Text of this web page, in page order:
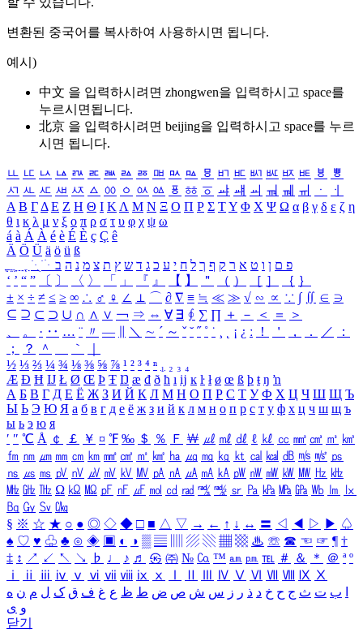
변환된 중국어를 복사하여 사용하시면 됩니다.
예시)
中文 을 입력하시려면 zhongwen을 입력하시고 space를
누르시면됩니다.
北京 을 입력하시려면 beijing을 입력하시고 space를 누르
시면 됩니다.
ㅥ ㅦ ㅧ ㅨ ㅩ ㅪ ㅫ ㅬ ㅭ ㅮ ㅯ ㅰ ㅱ ㅲ ㅳ ㅴ ㅵ ㅶ ㅷ ㅸ
ㅹ
ㅺ ㅻ ㅼ ㅽ ㅾ ㅿ ㆀ ㆁ ㆂ ㆃ ㆄ ㆅ ㆆ ㆇ ㆈ ㆉ ㆊ ㆋ ㆌ ㆍ
ㆎ
Α Β ΓΔ Ε Ζ Η Θ Ι ΚΛ Μ Ν Ξ Ο Π Ρ Σ ΤΥ Φ Χ Ψ Ω α β γ δ ε ζ η
θ ι κ λ μ ν ξ ο π ρ σ τ υ φ χ ψ ω
á à Á À é è É È ç Ç ê
Ä Ö Ü ä ö ü ß
ִֶֹ ֻּ ׁׂ פ ם ן ו ט א ר ק ף ך ל ח י ע כ ג ד ש ץ ת צ מ נ ה ב
‘ ’ “ ” 〔 〕 〈 〉 「 」 『 』 【 】 ＂ （ ） ［ ］ ｛ ｝
± × ÷ ≠ ≤ ≥ ∞ ∴ ♂ ♀ ∠ ⊥ ⌒ ∂ ∇ ≡ ≒ ≪ ≫ √ ∽ ∝ ∵ ∫ ∬ ∈ ∋
⊆ ⊇ ⊂ ⊃ ∪ ∩ ∧ ∨ ￢ ⇒ ⇔ ∀ ∃ ∮ ∑ ∏ ＋ － ＜ ＝
＞
、
。 · ‥ … ¨ 〃 ― ＼ ∼ ´ ～ ˇ ˘ ˝ ˚ ˙ ¸ ¡ ¿ ː ！ ＇ ， ． ／
：
；
？ ＾ ｀
½ ⅓ ⅔ ¼ ¾ ⅛ ⅜ ⅝ ⅞ ¹ ² ³ ⁴ ⁿ ₁ ₂ ₃ ₄
Æ Ð Ħ Ĳ Ł Ø Œ Þ Ŧ Ŋ æ đ ð ħ ı ĳ ĸ ŀ ł ø œ ß þ ŧ ŋ ŉ
А Б В Г Д Е Ё Ж З И Й К Л М Н О П Р С Т У Ф Х Ц Ч Ш Щ Ъ
Ы Ь Э Ю Я а б в г д е ё ж з и й к л м н о п р с т у ф х ц ч ш щ ъ
ы ь э ю я
′ ″ ℃ Å ￠ ￡ ￥ ¤ ℉ ‰ ＄ ％ Ｆ ￦ ㎕ ㎖ ㎗ ℓ ㎘ ㏄ ㎣ ㎤ ㎥ ㎦
㎙ ㎚ ㎛ ㎜ ㎝ ㎞ ㎟ ㎠ ㎡ ㎢ ㏊ ㎍ ㎎ ㎏ ㏏ ㎈ ㎉ ㏈ ㎧ ㎨ ㎰
㎱ ㎲ ㎳ ㎴ ㎵ ㎶ ㎷ ㎸ ㎹ ㎀ ㎁ ㎂ ㎃ ㎄ ㎺ ㎻ ㎽ ㎾ ㎿ ㎐ ㎑
㎒ ㎓ ㎔ Ω ㏀ ㏁ ㎊ ㎋ ㎌ ㏖ ㏅ ㎭ ㎮ ㎯ ㏛ ㎩ ㎪ ㎫ ㎬ ㏝ ㏐
㏓
㏃ ㏉ ㏜ ㏆
§ ※ ☆ ★ ○ ● ◎ ◇ ◆ □ ■ △ ▽ → ← ↑ ↓ ↔ 〓 ◁ ◀ ▷ ▶ ♤
♠ ♡ ♥ ♧ ♣ ⊙ ◈ ▣ ◐ ◑ ▒ ▤ ▨ ▧ ▦ ▩ ♨ ☏ ☎ ☜ ☞ ¶ †
‡ ↕ ↗ ↙ ↖ ↘ ♭ ♩ ♪ ♬ ㉿ ㈜ № ㏇ ™ ㏂ ㏘ ℡ ＃ ＆ ＊ ＠ ª º
ⅰ
ⅱ ⅲ ⅳ ⅴ ⅵ ⅶ ⅷ ⅸ ⅹ Ⅳ Ⅴ Ⅵ Ⅶ Ⅷ Ⅸ Ⅹ
ب ت ث ج ح خ د ذ ر ز س ش ص ض ط ظ ع غ ف ق ک ل م ن ه
و ی
닫기